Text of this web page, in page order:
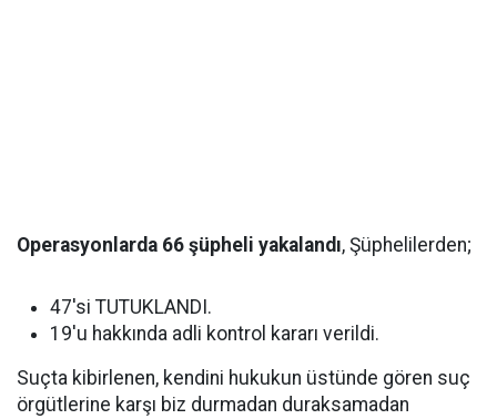
Operasyonlarda 66 şüpheli yakalandı, Şüphelilerden;
47'si TUTUKLANDI.
19'u hakkında adli kontrol kararı verildi.
Suçta kibirlenen, kendini hukukun üstünde gören suç
örgütlerine karşı biz durmadan duraksamadan